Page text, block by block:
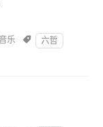
乐 
六哲